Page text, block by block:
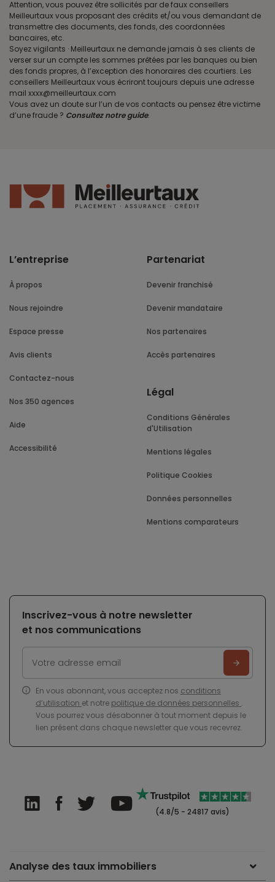
Attention, vous pouvez être sollicités par de faux conseillers
Meilleurtaux vous proposant des crédits et/ou vous demandant de
transmettre des documents, des fonds, des coordonnées
bancaires, etc.
Soyez vigilants · Meilleurtaux ne demande jamais à ses clients de
verser sur un compte les sommes prêtées par les banques ou bien
des fonds propres, à l’exception des honoraires des courtiers. Les
conseillers Meilleurtaux vous écriront toujours depuis une adresse
mail xxxx@meilleurtaux.com
Vous avez un doute sur l’un de vos contacts ou pensez être victime
d’une fraude ? Consultez notre guide.
L’entreprise
À propos
Nous rejoindre
Espace presse
Avis clients
Contactez-nous
Nos 350 agences
Aide
Accessibilité
Partenariat
Devenir franchisé
Devenir mandataire
Nos partenaires
Accès partenaires
Légal
Conditions Générales
d'Utilisation
Mentions légales
Politique Cookies
Données personnelles
Mentions comparateurs
Inscrivez-vous à notre newsletter
et nos communications
En vous abonnant, vous acceptez nos conditions
d’utilisation et notre politique de données personnelles .
Vous pourrez vous désabonner à tout moment depuis le
lien présent dans chaque newsletter que vous recevrez.
(4.8/5 - 24817 avis)
Analyse des taux immobiliers